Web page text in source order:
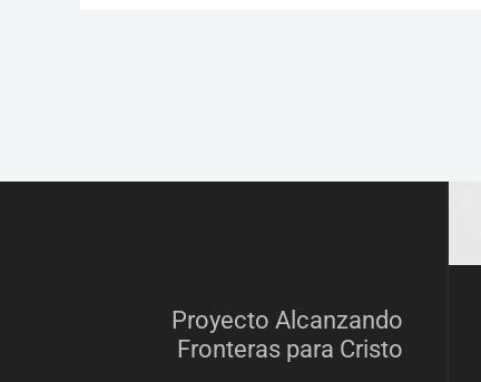
Proyecto Alcanzando
Fronteras para Cristo